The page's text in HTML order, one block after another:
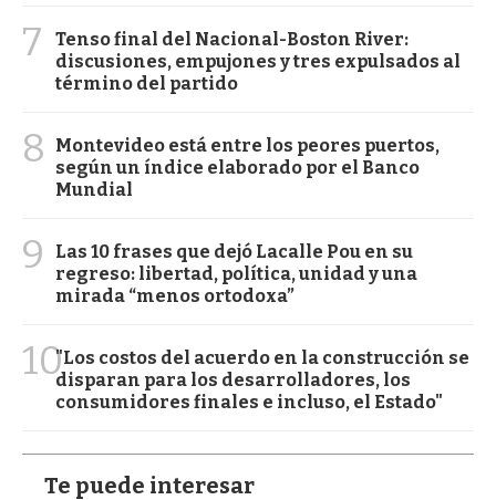
7
Tenso final del Nacional-Boston River:
discusiones, empujones y tres expulsados al
término del partido
8
Montevideo está entre los peores puertos,
según un índice elaborado por el Banco
Mundial
9
Las 10 frases que dejó Lacalle Pou en su
regreso: libertad, política, unidad y una
mirada “menos ortodoxa”
10"Los costos del acuerdo en la construcción se
disparan para los desarrolladores, los
consumidores finales e incluso, el Estado"
Te puede interesar